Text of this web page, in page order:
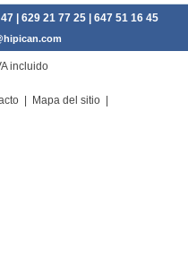
| 629 21 77 25 | 647 51 16 45
incluido
| Mapa del sitio|